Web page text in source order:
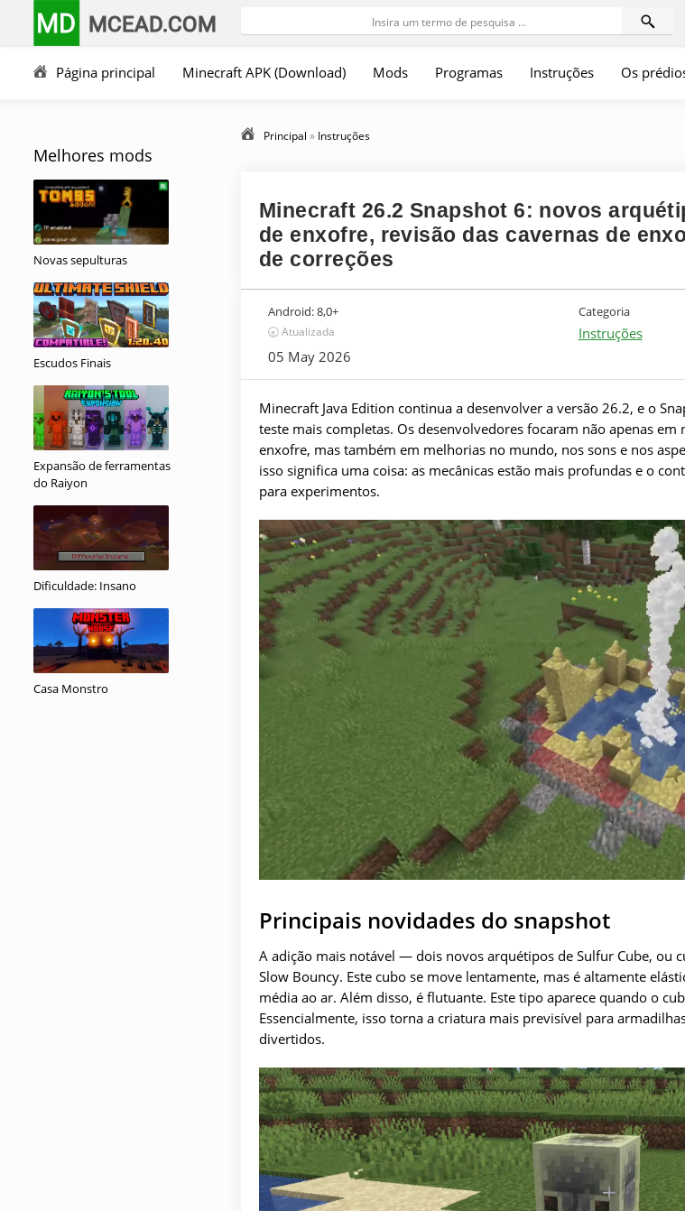
MD MCEAD.COM
Página principal Minecraft APK (Download) Mods Programas Instruções Os
Melhores mods
Novas sepulturas
Escudos Finais
Expansão de ferramentas
do Raiyon
Dificuldade: Insano
Casa Monstro
Principal » Instruções
Minecraft 26.2 Snapshot 6: novos
de enxofre, revisão das cavernas de
de correções
Android:8,0+
🕣 Atualizada
05 May 2026
Categoria
Instruções
Minecraft Java Edition continua a desenvolver a versão 26.2, e o
teste mais completas. Os desenvolvedores focaram não apenas
enxofre, mas também em melhorias no mundo, nos sons e nos
isso significa uma coisa: as mecânicas estão mais profundas e o
para experimentos.
Principais novidades do snapshot
A adição mais notável — dois novos arquétipos de Sulfur Cube, ou
Slow Bouncy. Este cubo se move lentamente, mas é altamente
média ao ar. Além disso, é flutuante. Este tipo aparece quando o
Essencialmente, isso torna a criatura mais previsível para
divertidos.